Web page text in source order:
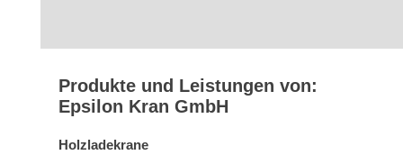
Produkte und Leistungen von:
Epsilon Kran GmbH
Holzladekrane